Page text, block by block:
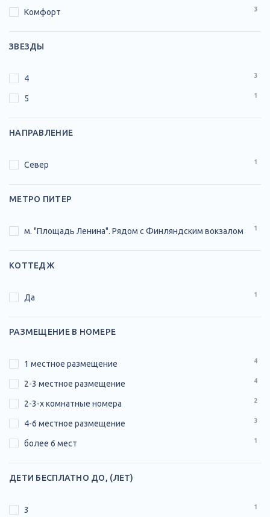
Комфорт 3
ЗВЕЗДЫ
4 3
5 1
НАПРАВЛЕНИЕ
Север 1
МЕТРО ПИТЕР
м. "Площадь Ленина". Рядом с Финляндским вокзалом 1
КОТТЕДЖ
Да 1
РАЗМЕЩЕНИЕ В НОМЕРЕ
1 местное размещение 4
2-3 местное размещение 4
2-3-х комнатные номера 2
4-6 местное размещение 3
более 6 мест 1
ДЕТИ БЕСПЛАТНО ДО, (ЛЕТ)
3 1